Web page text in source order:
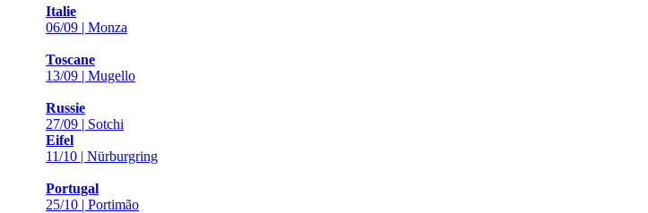
Italie
06/09 | Monza
Toscane
13/09 | Mugello
Russie
27/09 | Sotchi
Eifel
11/10 | Nürburgring
Portugal
25/10 | Portimão